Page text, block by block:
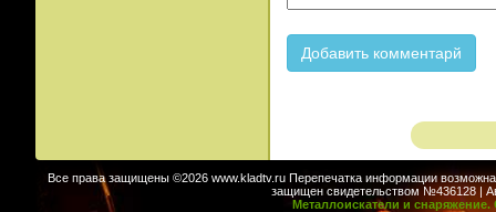
Все права защищены ©2026 www.kladtv.ru Перепечатка информации возможна
защищен свидетельством №436128 |
Металлоискатели и